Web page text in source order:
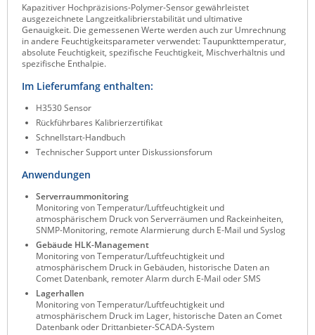
Poynting
Raritan
Riello UPS
SIRIO Antenne
Sunbird
Teltonika
Unwired Networks
Vision
WATTECO
Westermo
Yuasa
Kapazitiver Hochpräzisions-Polymer-Sensor gewährleistet
ausgezeichnete Langzeitkalibrierstabilität und ultimative
Genauigkeit. Die gemessenen Werte werden auch zur Umrechnung
in andere Feuchtigkeitsparameter verwendet: Taupunkttemperatur,
absolute Feuchtigkeit, spezifische Feuchtigkeit, Mischverhältnis und
spezifische Enthalpie.
Im Lieferumfang enthalten:
H3530 Sensor
Rückführbares Kalibrierzertifikat
Schnellstart-Handbuch
Technischer Support unter Diskussionsforum
Anwendungen
Serverraummonitoring
Monitoring von Temperatur/Luftfeuchtigkeit und
atmosphärischem Druck von Serverräumen und Rackeinheiten,
SNMP-Monitoring, remote Alarmierung durch E-Mail und Syslog
Gebäude HLK-Management
Monitoring von Temperatur/Luftfeuchtigkeit und
atmosphärischem Druck in Gebäuden, historische Daten an
Comet Datenbank, remoter Alarm durch E-Mail oder SMS
Lagerhallen
Monitoring von Temperatur/Luftfeuchtigkeit und
atmosphärischem Druck im Lager, historische Daten an Comet
Datenbank oder Drittanbieter-SCADA-System